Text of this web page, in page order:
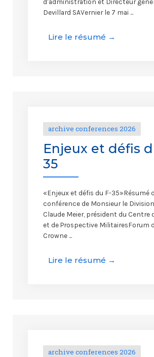
Devillard SAVernier le 7 mai ...
Lire le résumé →
archive conferences 2026
Enjeux et défis
35
«Enjeux et défis du F-35»Résumé
conférence de Monsieur le
Claude Meier, président du Centre
et de Prospective MilitairesForum
Crowne ...
Lire le résumé →
archive conferences 2026